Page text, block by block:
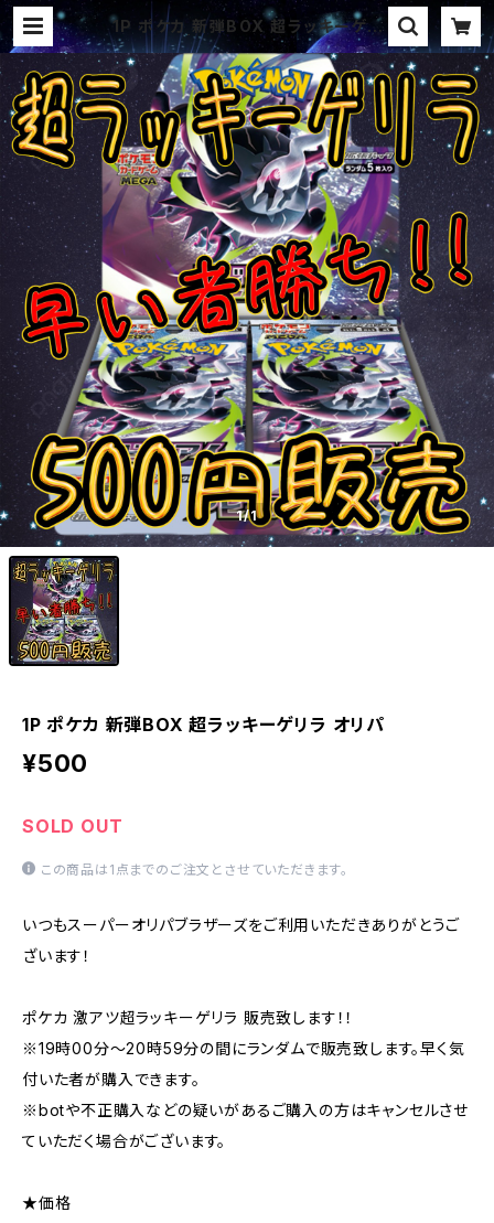
1P ポケカ 新弾BOX 超ラッキーゲリ
ラ オリパ | オリパ ブラザーズ オリ
パ専門店 (ポケカ、ワンピース、遊戯
王、ヴァイス、ドラゴンボール)
1/1
1P ポケカ 新弾BOX 超ラッキーゲリラ オリパ
¥500
SOLD OUT
この商品は1点までのご注文とさせていただきます。
いつもスーパーオリパブラザーズをご利用いただきありがとうご
ざいます！
ポケカ 激アツ超ラッキーゲリラ 販売致します！！
※19時00分〜20時59分の間にランダムで販売致します。早く気
付いた者が購入できます。
※botや不正購入などの疑いがあるご購入の方はキャンセルさせ
ていただく場合がございます。
★価格